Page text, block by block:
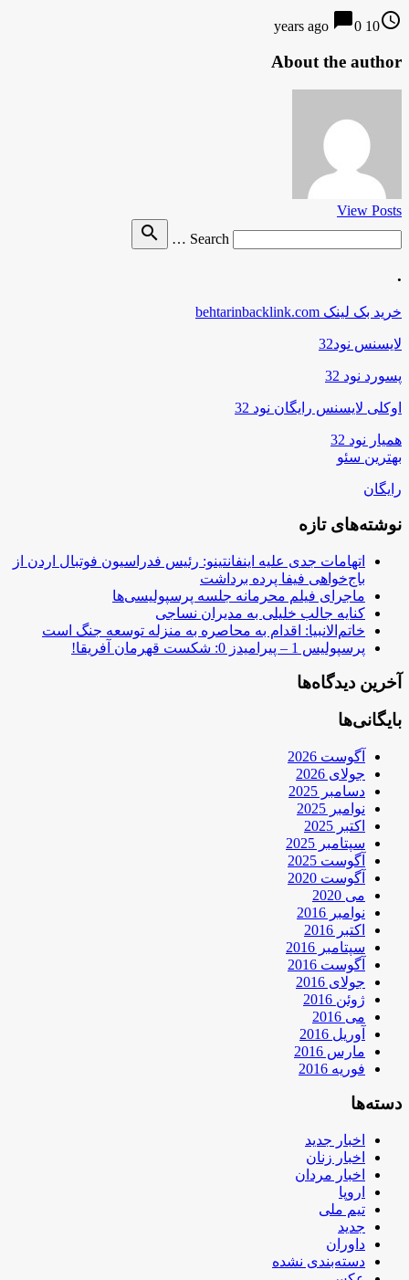
access_time
10 years ago
chat_bubble0
About the author
View Posts
Search …
search
.
خرید بک لینک behtarinbacklink.com
لایسنس نود32
پسورد نود 32
اوکلی لایسنس رایگان نود 32
همیار نود 32
بهترین سئو
رایگان
نوشته‌های تازه
اتهامات جدی علیه اینفانتینو: رئیس فدراسیون فوتبال اردن از
باج‌خواهی فیفا پرده برداشت
ماجرای فیلم محرمانه جلسه پرسپولیسی‌ها
کنایه جالب خلیلی به مدیران نساجی
خاتم‌الانبیا: اقدام به محاصره به منزله توسعه جنگ است
پرسپولیس 1 – پیرامیدز 0: شکست قهرمان آفریقا!
آخرین دیدگاه‌ها
بایگانی‌ها
آگوست 2026
جولای 2026
دسامبر 2025
نوامبر 2025
اکتبر 2025
سپتامبر 2025
آگوست 2025
آگوست 2020
می 2020
نوامبر 2016
اکتبر 2016
سپتامبر 2016
آگوست 2016
جولای 2016
ژوئن 2016
می 2016
آوریل 2016
مارس 2016
فوریه 2016
دسته‌ها
اخبار جدید
اخبار زنان
اخبار مردان
اروپا
تیم ملی
جدید
داوران
دسته‌بندی نشده